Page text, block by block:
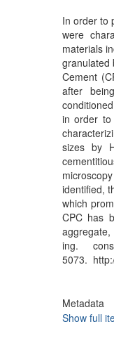
In order to
were
materials
granulated
Cement
after
in order to
sizes by
identified,
which
CPC has
ing.
5073.
Metadata
Show full